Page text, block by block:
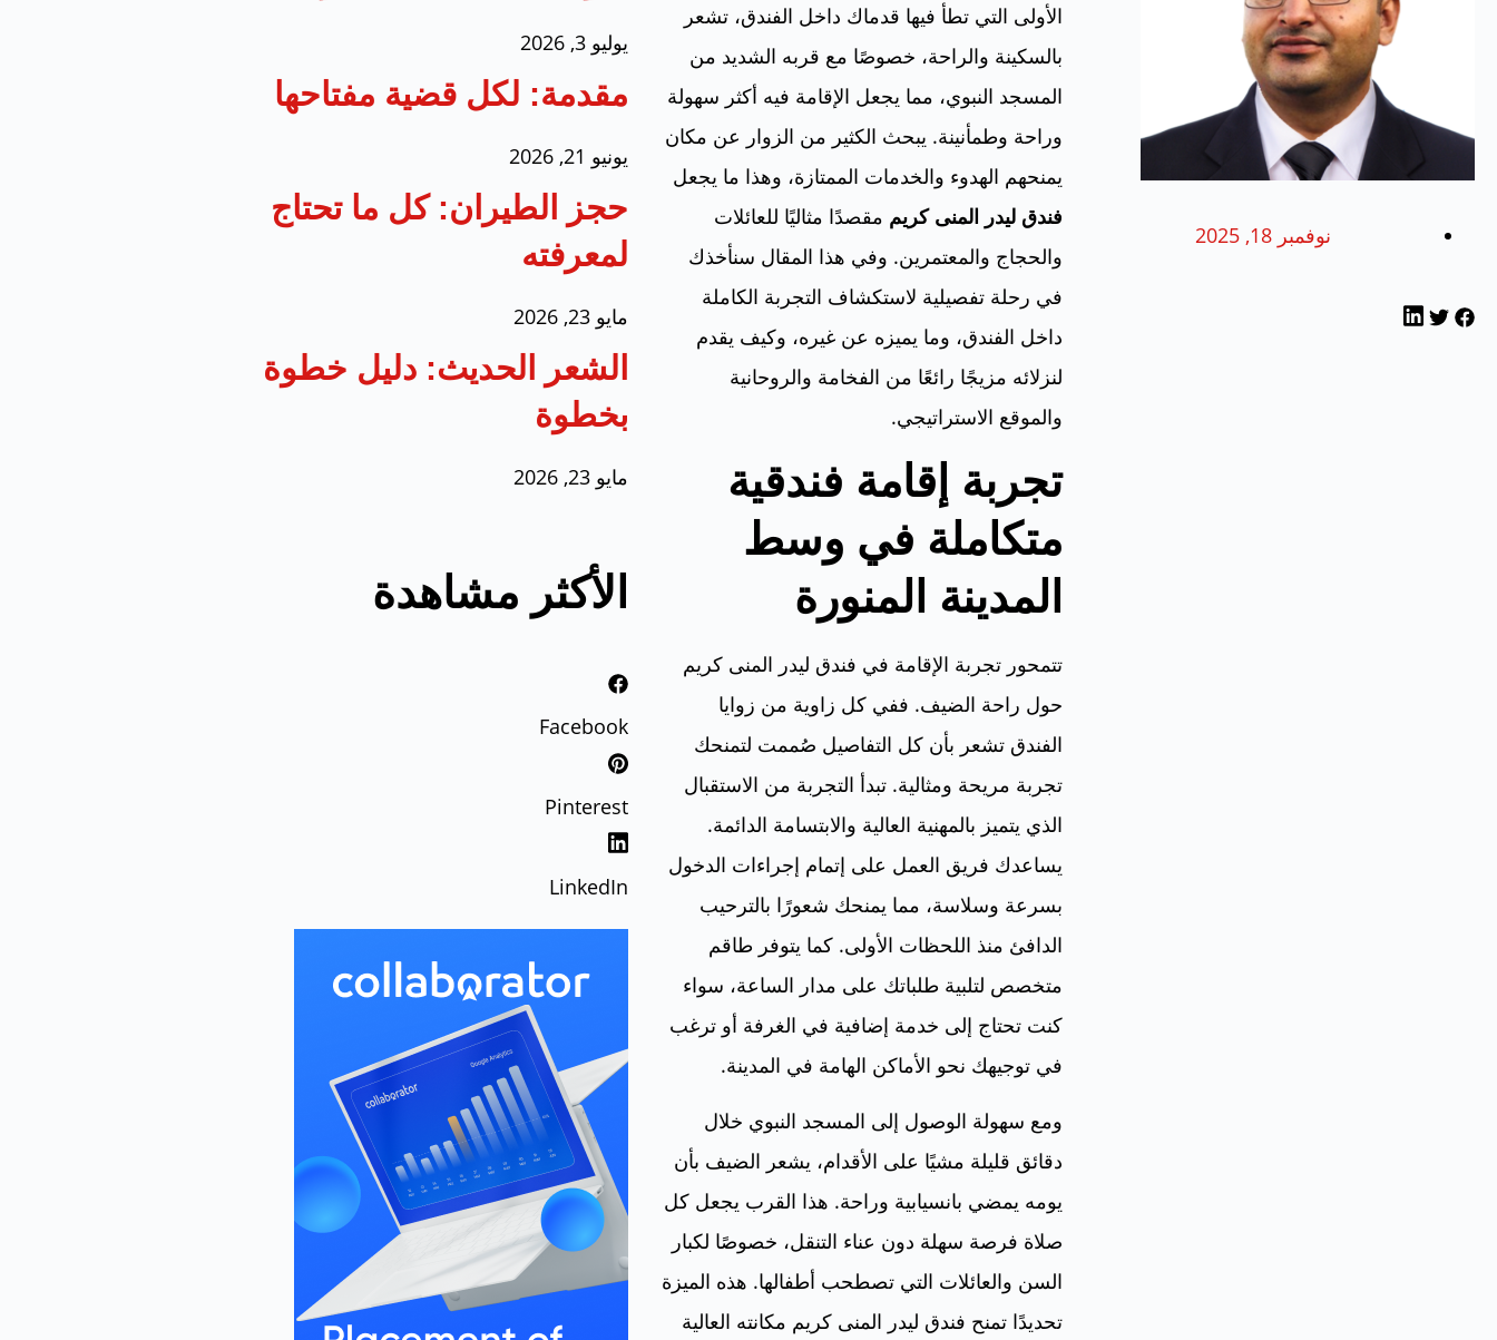
نوفمبر 18, 2025
الأولى التي تطأ فيها قدماك داخل الفندق، تشعر
بالسكينة والراحة، خصوصًا مع قربه الشديد من
المسجد النبوي، مما يجعل الإقامة فيه أكثر سهولة
وراحة وطمأنينة. يبحث الكثير من الزوار عن مكان
يمنحهم الهدوء والخدمات الممتازة، وهذا ما يجعل
فندق ليدر المنى كريم مقصدًا مثاليًا للعائلات
والحجاج والمعتمرين. وفي هذا المقال سنأخذك
في رحلة تفصيلية لاستكشاف التجربة الكاملة
داخل الفندق، وما يميزه عن غيره، وكيف يقدم
لنزلائه مزيجًا رائعًا من الفخامة والروحانية
والموقع الاستراتيجي.
تجربة إقامة فندقية
متكاملة في وسط
المدينة المنورة
تتمحور تجربة الإقامة في فندق ليدر المنى كريم
حول راحة الضيف. ففي كل زاوية من زوايا
الفندق تشعر بأن كل التفاصيل صُممت لتمنحك
تجربة مريحة ومثالية. تبدأ التجربة من الاستقبال
الذي يتميز بالمهنية العالية والابتسامة الدائمة.
يساعدك فريق العمل على إتمام إجراءات الدخول
بسرعة وسلاسة، مما يمنحك شعورًا بالترحيب
الدافئ منذ اللحظات الأولى. كما يتوفر طاقم
متخصص لتلبية طلباتك على مدار الساعة، سواء
كنت تحتاج إلى خدمة إضافية في الغرفة أو ترغب
في توجيهك نحو الأماكن الهامة في المدينة.
ومع سهولة الوصول إلى المسجد النبوي خلال
دقائق قليلة مشيًا على الأقدام، يشعر الضيف بأن
يومه يمضي بانسيابية وراحة. هذا القرب يجعل كل
صلاة فرصة سهلة دون عناء التنقل، خصوصًا لكبار
السن والعائلات التي تصطحب أطفالها. هذه الميزة
تحديدًا تمنح فندق ليدر المنى كريم مكانته العالية
يوليو 3, 2026
مقدمة: لكل قضية مفتاحها
يونيو 21, 2026
حجز الطيران: كل ما تحتاج
لمعرفته
مايو 23, 2026
الشعر الحديث: دليل خطوة
بخطوة
مايو 23, 2026
الأكثر مشاهدة
Facebook
Pinterest
LinkedIn